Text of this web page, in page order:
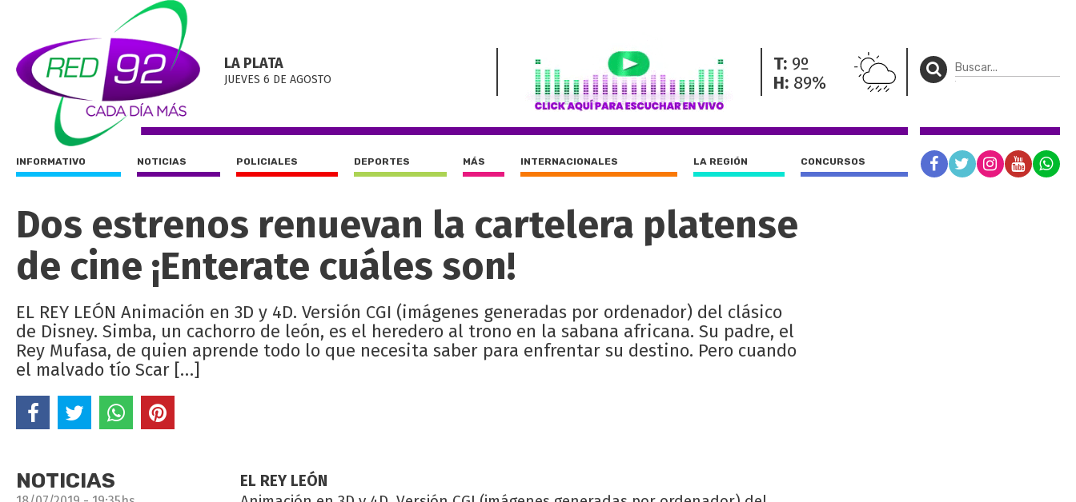
LA PLATA
JUEVES 6 DE AGOSTO
T: 9º
H: 89%
INFORMATIVO NOTICIAS POLICIALES DEPORTES MÁS INTERNACIONALES LA REGIÓN CONCURSOS
Dos estrenos renuevan la cartelera platense
de cine ¡Enterate cuáles son!
EL REY LEÓN Animación en 3D y 4D. Versión CGI (imágenes generadas por ordenador) del clásico
de Disney. Simba, un cachorro de león, es el heredero al trono en la sabana africana. Su padre, el
Rey Mufasa, de quien aprende todo lo que necesita saber para enfrentar su destino. Pero cuando
el malvado tío Scar […]
NOTICIAS
EL REY LEÓN